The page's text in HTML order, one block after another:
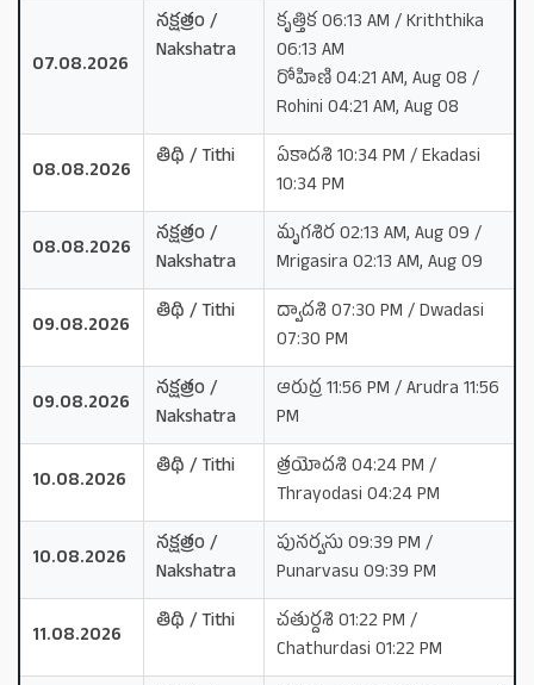
07.08.2026
నక్షత్రం /
Nakshatra
కృత్తిక 06:13 AM / Kriththika
06:13 AM
రోహిణి 04:21 AM, Aug 08 /
Rohini 04:21 AM, Aug 08
08.08.2026
తిథి / Tithi
ఏకాదశి 10:34 PM / Ekadasi
10:34 PM
08.08.2026
నక్షత్రం /
Nakshatra
మృగశిర 02:13 AM, Aug 09 /
Mrigasira 02:13 AM, Aug 09
09.08.2026
తిథి / Tithi
ద్వాదశి 07:30 PM / Dwadasi
07:30 PM
09.08.2026
నక్షత్రం /
Nakshatra
ఆరుద్ర 11:56 PM / Arudra 11:56
PM
10.08.2026
తిథి / Tithi
త్రయోదశి 04:24 PM /
Thrayodasi 04:24 PM
10.08.2026
నక్షత్రం /
Nakshatra
పునర్వసు 09:39 PM /
Punarvasu 09:39 PM
11.08.2026
తిథి / Tithi
చతుర్దశి 01:22 PM /
Chathurdasi 01:22 PM